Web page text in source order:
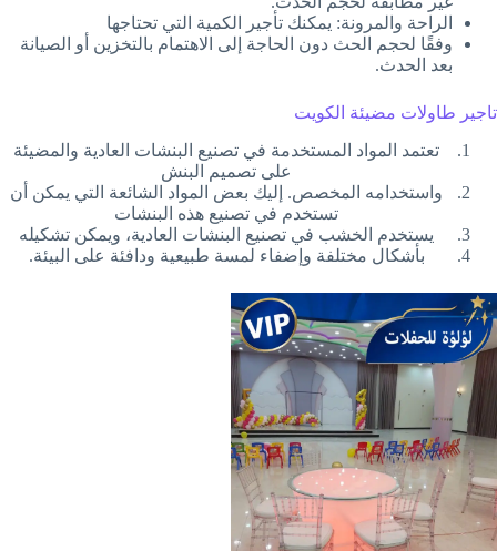
الراحة والمرونة: يمكنك تأجير الكمية التي تحتاجها
وفقًا لحجم الحث دون الحاجة إلى الاهتمام بالتخزين أو الصيانة
بعد الحدث.
تاجير طاولات مضيئة الكويت
تعتمد المواد المستخدمة في تصنيع البنشات العادية والمضيئة
على تصميم البنش
واستخدامه المخصص. إليك بعض المواد الشائعة التي يمكن أن
تستخدم في تصنيع هذه البنشات
يستخدم الخشب في تصنيع البنشات العادية، ويمكن تشكيله
بأشكال مختلفة وإضفاء لمسة طبيعية ودافئة على البيئة.